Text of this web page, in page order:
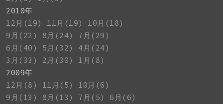
2010年
12月(19)
11月(19)
10月(18)
9月(22)
8月(24)
7月(29)
6月(40)
5月(32)
4月(24)
3月(33)
2月(30)
1月(8)
2009年
12月(8)
11月(5)
10月(6)
9月(13)
8月(13) 7月(5)
6月(6)